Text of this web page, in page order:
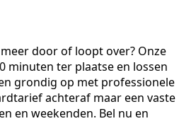
door of loopt over? Onze
minuten ter plaatse en lossen
grondig op met professionele
achteraf maar een vaste
en weekenden. Bel nu en